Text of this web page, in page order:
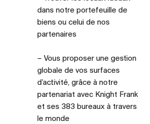
dans notre portefeuille de
biens ou celui de nos
partenaires
– Vous proposer une gestion
globale de vos surfaces
d’activité, grâce à notre
partenariat avec Knight Frank
et ses 383 bureaux à travers
le monde